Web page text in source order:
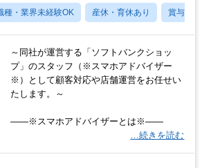
種・業界未経験OK 産休・育休あり 賞与あり
～同社が運営する「ソフトバンクショッ
プ」のスタッフ（※スマホアドバイザー
※）として顧客対応や店舗運営をお任せい
たします。～
――※スマホアドバイザーとは※――
…続きを読む